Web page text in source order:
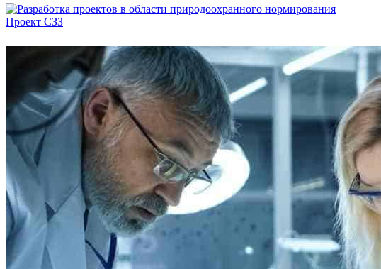
Проект СЗЗ